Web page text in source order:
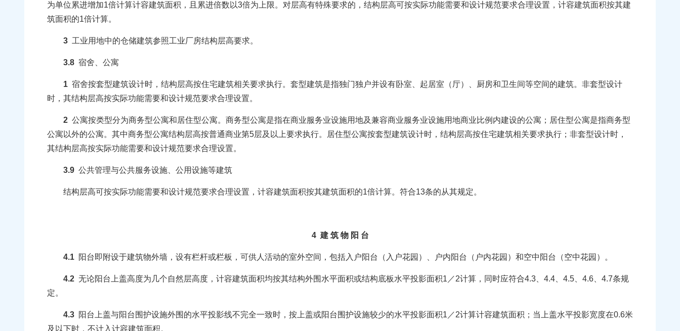
为单位累进增加1倍计算计容建筑面积，且累进倍数以3倍为上限。对层高有特殊要求的，结构层高可按实际功能需要和设计规范要求合理设置，计容建筑面积按其建
筑面积的1倍计算。
3 工业用地中的仓储建筑参照工业厂房结构层高要求。
3.8 宿舍、公寓
1 宿舍按套型建筑设计时，结构层高按住宅建筑相关要求执行。套型建筑是指独门独户并设有卧室、起居室（厅）、厨房和卫生间等空间的建筑。非套型设计
时，其结构层高按实际功能需要和设计规范要求合理设置。
2 公寓按类型分为商务型公寓和居住型公寓。商务型公寓是指在商业服务业设施用地及兼容商业服务业设施用地商业比例内建设的公寓；居住型公寓是指商务型
公寓以外的公寓。其中商务型公寓结构层高按普通商业第5层及以上要求执行。居住型公寓按套型建筑设计时，结构层高按住宅建筑相关要求执行；非套型设计时，
其结构层高按实际功能需要和设计规范要求合理设置。
3.9 公共管理与公共服务设施、公用设施等建筑
结构层高可按实际功能需要和设计规范要求合理设置，计容建筑面积按其建筑面积的1倍计算。符合13条的从其规定。
4 建 筑 物 阳 台
4.1 阳台即附设于建筑物外墙，设有栏杆或栏板，可供人活动的室外空间，包括入户阳台（入户花园）、户内阳台（户内花园）和空中阳台（空中花园）。
4.2 无论阳台上盖高度为几个自然层高度，计容建筑面积均按其结构外围水平面积或结构底板水平投影面积1／2计算，同时应符合4.3、4.4、4.5、4.6、4.7条规
定。
4.3 阳台上盖与阳台围护设施外围的水平投影线不完全一致时，按上盖或阳台围护设施较少的水平投影面积1／2计算计容建筑面积；当上盖水平投影宽度在0.6米
及以下时，不计入计容建筑面积。